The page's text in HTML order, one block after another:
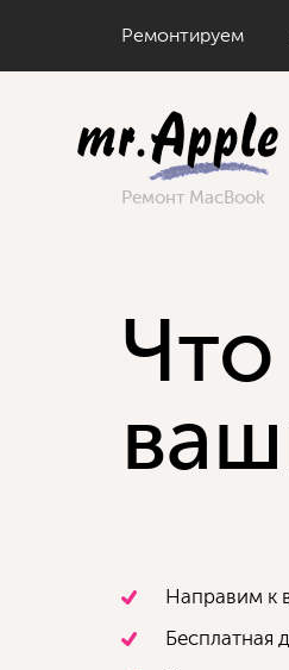
Iphone
Ipad
Watch
Ремонтируем
Imac
Macbook
Ремонт MacBook
Направим к
Бесплатная